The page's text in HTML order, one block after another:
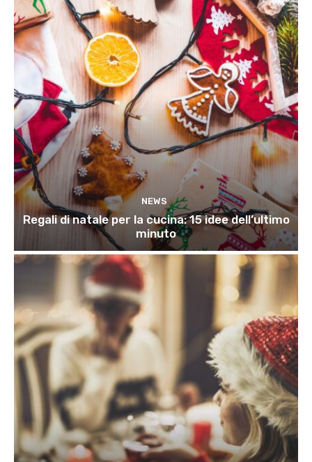
NEWS
Regali di natale per la cucina: 15 idee dell’ultimo
minuto